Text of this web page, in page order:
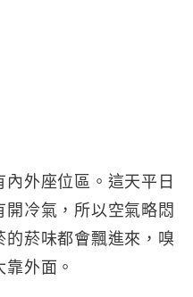
外座位區。這天平日
開冷氣，所以空氣略悶
菸味都會飄進來，嗅
外面。